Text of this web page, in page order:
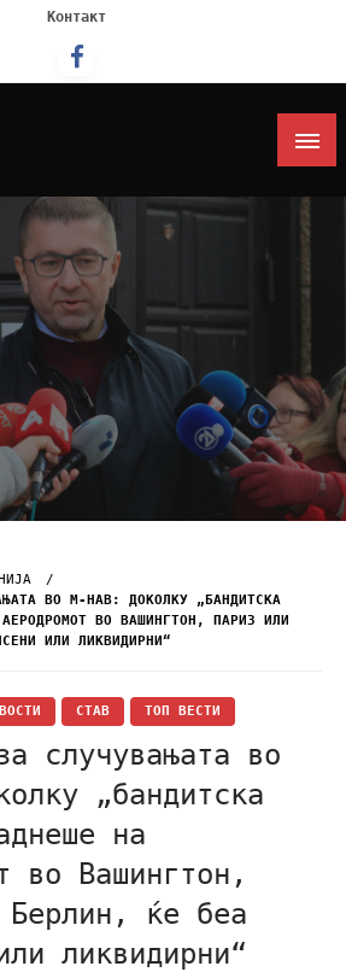
Контакт
ВО М-НАВ: ДОКОЛКУ „БАНДИТСКА
ВО ВАШИНГТОН, ПАРИЗ ИЛИ
ИЛИ ЛИКВИДИРНИ“
СТАВ ТОП ВЕСТИ
случувањата во
„бандитска
на
во Вашингтон,
Берлин, ќе беа
ликвидирни“